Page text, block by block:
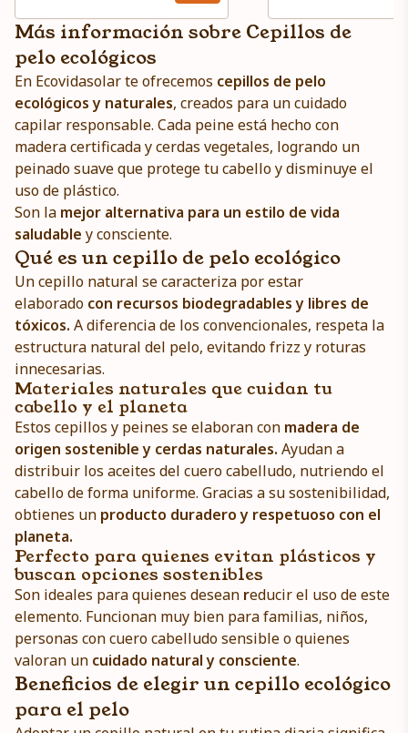
Más información sobre Cepillos de
pelo ecológicos
En Ecovidasolar te ofrecemos cepillos de pelo
ecológicos y naturales, creados para un cuidado
capilar responsable. Cada peine está hecho con
madera certificada y cerdas vegetales, logrando un
peinado suave que protege tu cabello y disminuye el
uso de plástico.
Son la mejor alternativa para un estilo de vida
saludable y consciente.
Qué es un cepillo de pelo ecológico
Un cepillo natural se caracteriza por estar
elaborado con recursos biodegradables y libres de
tóxicos. A diferencia de los convencionales, respeta la
estructura natural del pelo, evitando frizz y roturas
innecesarias.
Materiales naturales que cuidan tu
cabello y el planeta
Estos cepillos y peines se elaboran con madera de
origen sostenible y cerdas naturales. Ayudan a
distribuir los aceites del cuero cabelludo, nutriendo el
cabello de forma uniforme. Gracias a su sostenibilidad,
obtienes un producto duradero y respetuoso con el
planeta.
Perfecto para quienes evitan plásticos y
buscan opciones sostenibles
Son ideales para quienes desean reducir el uso de este
elemento. Funcionan muy bien para familias, niños,
personas con cuero cabelludo sensible o quienes
valoran un cuidado natural y consciente.
Beneficios de elegir un cepillo ecológico
para el pelo